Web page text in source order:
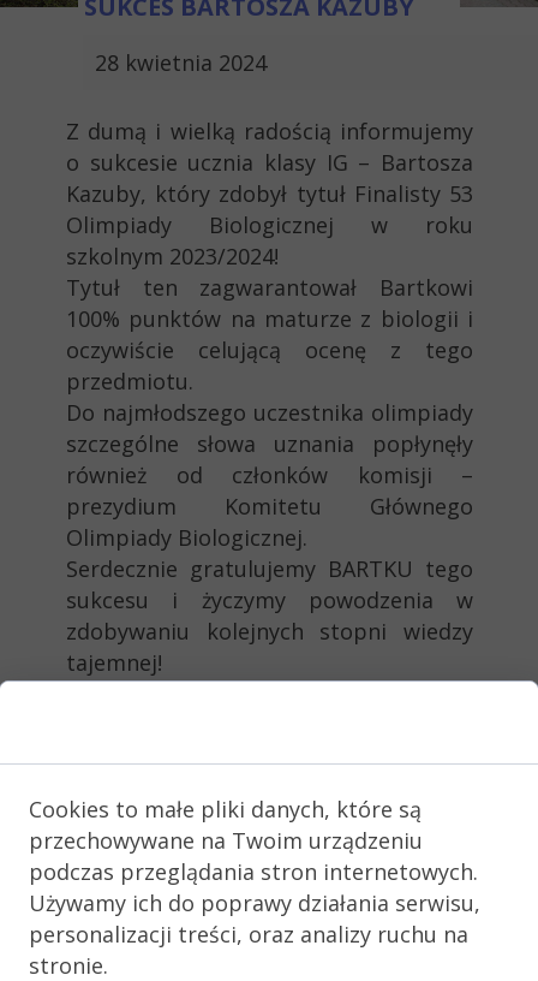
28 kwietnia 2024
SUKCES BARTOSZA KAZUBY
Z dumą i wielką radością informujemy
o sukcesie ucznia klasy IG – Bartosza
Kazuby, który zdobył tytuł Finalisty 53
Olimpiady Biologicznej w roku
szkolnym 2023/2024!
Tytuł ten zagwarantował Bartkowi
100% punktów na maturze z biologii i
oczywiście celującą ocenę z tego
przedmiotu.
Do najmłodszego uczestnika olimpiady
szczególne słowa uznania popłynęły
również od członków komisji –
prezydium Komitetu Głównego
Olimpiady Biologicznej.
Serdecznie gratulujemy BARTKU tego
sukcesu i życzymy powodzenia w
zdobywaniu kolejnych stopni wiedzy
tajemnej!
Cookies to małe pliki danych, które są
przechowywane na Twoim urządzeniu
podczas przeglądania stron internetowych.
Używamy ich do poprawy działania serwisu,
personalizacji treści, oraz analizy ruchu na
stronie.